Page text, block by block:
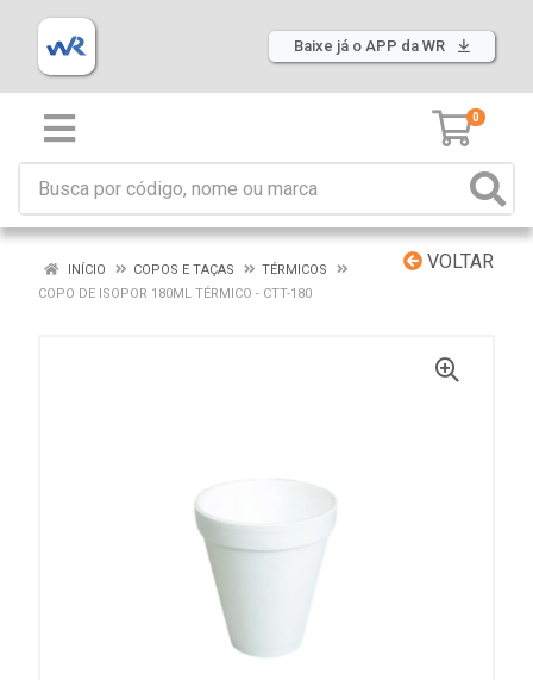
Baixe já o APP da WR
0
VOLTAR
INÍCIO COPOS E TAÇAS
TÉRMICOS
COPO DE ISOPOR 180ML TÉRMICO - CTT-180